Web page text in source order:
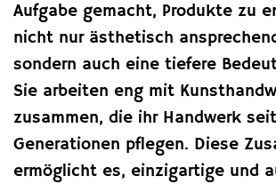
Aufgabe gemacht, Produkte zu
nicht nur ästhetisch
sondern auch eine tiefere
Sie arbeiten eng mit
zusammen, die ihr Handwerk seit
Generationen pflegen. Diese
ermöglicht es, einzigartige und